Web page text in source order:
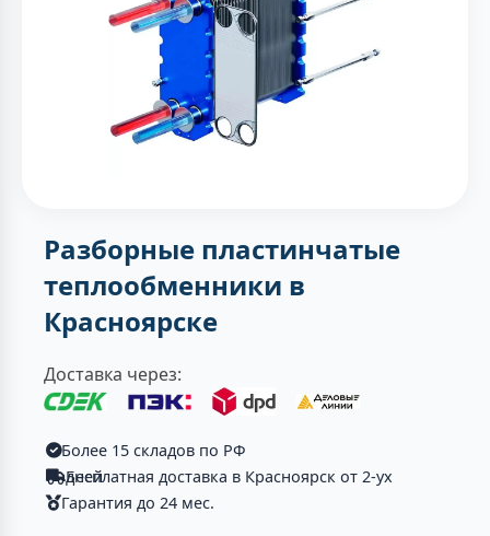
Разборные пластинчатые
теплообменники в
Красноярске
Доставка через:
Более 15 складов по РФ
Бесплатная доставка в Красноярск от 2-ух дней
Гарантия до 24 мес.